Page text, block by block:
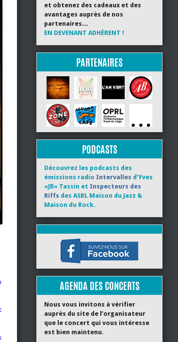
et obtenez des cadeaux et des
avantages auprès de nos
partenaires…
EN DEVENANT ADHÉRENT !
PARTENAIRES
PODCASTS
Découvrez les podcasts des
émissions radio Intervalles d’Yves
«JB» Tassin et Inspecteurs des
Riffs des ASBL Maison du Jazz &
Maison du Rock.
AGENDA DES CONCERTS
Nous vous invitons à vérifier
auprès du site de l’organisateur
que le concert qui vous intéresse
est bien maintenu.